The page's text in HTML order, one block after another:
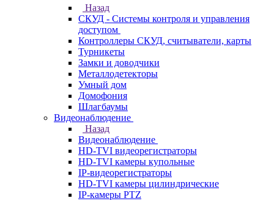
Назад
СКУД - Системы контроля и управления
доступом
Контроллеры СКУД, считыватели, карты
Турникеты
Замки и доводчики
Металлодетекторы
Умный дом
Домофония
Шлагбаумы
Видеонаблюдение
Назад
Видеонаблюдение
HD-TVI видеорегистраторы
HD-TVI камеры купольные
IP-видеорегистраторы
HD-TVI камеры цилиндрические
IP-камеры PTZ